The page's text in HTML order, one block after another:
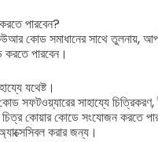
পারবেন?
কোড সমাধানের সাথে তুলনায়,
পারবেন।
যথেষ্ট।
সফটওয়্যারের সাহায্যে চিত্রিকরণ,
কোয়ার কোডে সংযোজন করতে
করার জন্য।